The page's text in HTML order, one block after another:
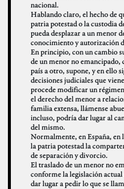
nacional.
Hablando claro, el hecho de
patria potestad o la custodia
pueda desplazar a un menor
conocimiento y autorización
En principio, con un cambio
de un menor no emancipado,
país a otro, supone, y en ello
decisiones judiciales que
procede modificar un
el derecho del menor a
familia extensa, llámense
incluso, podría dar lugar al
del mismo.
Normalmente, en España, en
la patria potestad la
de separación y divorcio.
El traslado de un menor no
conforme la legislación
dar lugar a pedir lo que se